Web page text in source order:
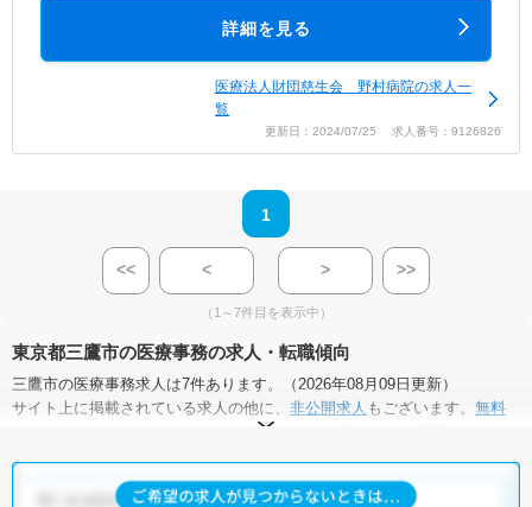
詳細を見る
医療法人財団慈生会 野村病院の求人一
覧
更新日：2024/07/25 求人番号：9126826
1
<< < > >>
（1～7件目を表示中）
東京都三鷹市の医療事務の求人・転職傾向
三鷹市の医療事務求人は7件あります。（2026年08月09日更新）
サイト上に掲載されている求人の他に、 非公開求人 もございます。 無料
にお申し込みいただくと、全求人からご希望条件に合
三鷹市の医療事務求人では以下のような条件が人気です。